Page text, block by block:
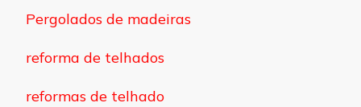
Pergolados de madeiras
reforma de telhados
reformas de telhado